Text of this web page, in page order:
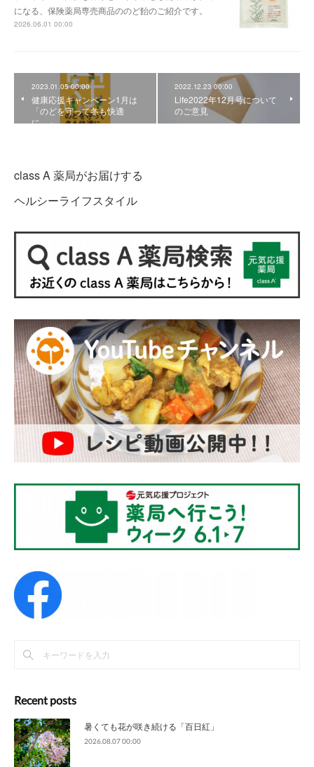
になる、保険薬局専売商品ののど飴のご紹介です。
2026.06.01 00:00
2023.01.05 00:00
健康応援キャンペーン1月は
「のどを守って冬も快適
に。」
2022.12.23 00:00
Life2022年12月号について
のご意見
class A 薬局がお届けする
ヘルシーライフスタイル
Recent posts
暑くても花が咲き続ける「百日紅」
2026.08.07 00:00